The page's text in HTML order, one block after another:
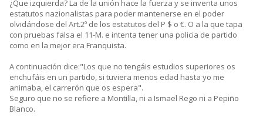
¿Que izquierda? La de la unión hace la fuerza y se inventa unos
estatutos nazionalistas para poder mantenerse en el poder
olvidándose del Art.2º de los estatutos del P $ o €. O a la que tapa
con pruebas falsa el 11-M. e intenta tener una policia de partido
como en la mejor era Franquista.
A continuación dice:"Los que no tengáis estudios superiores os
enchufáis en un partido, si tuviera menos edad hasta yo me
animaba, el carrerón que os espera".
Seguro que no se refiere a Montilla, ni a Ismael Rego ni a Pepiño
Blanco.